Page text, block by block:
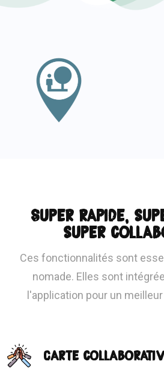
Super rapide,
super
Ces fonctionnalités sont
nomade. Elles sont
l'application pour un
Carte